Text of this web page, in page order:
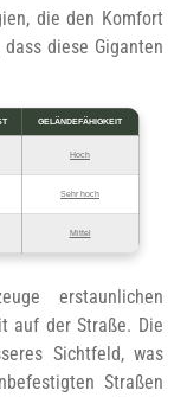
die den Komfort
diese Giganten
GELÄNDEFÄHIGKEIT
Hoch
Sehr hoch
Mittel
erstaunlichen
auf der Straße. Die
Sichtfeld, was
Straßen